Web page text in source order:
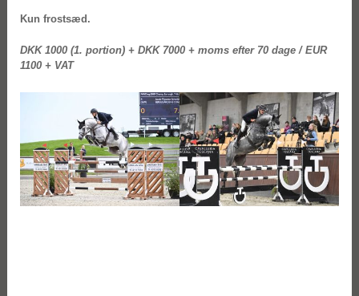
Kun frostsæd.
DKK 1000 (1. portion) + DKK 7000 + moms efter 70 dage / EUR
1100 + VAT